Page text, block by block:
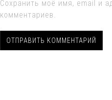
Сохранить моё имя, email и
комментариев.